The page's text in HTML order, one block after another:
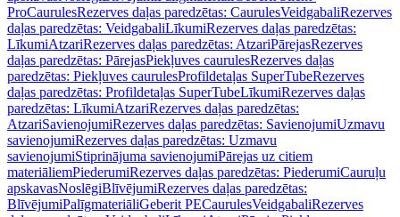
ProCaurulesRezerves daļas paredzētas: CaurulesVeidgabaliRezerves
daļas paredzētas: VeidgabaliLīkumiRezerves daļas paredzētas:
LīkumiAtzariRezerves daļas paredzētas: AtzariPārejasRezerves
daļas paredzētas: PārejasPiekļuves caurulesRezerves daļas
paredzētas: Piekļuves caurulesProfildetaļas SuperTubeRezerves
daļas paredzētas: Profildetaļas SuperTubeLīkumiRezerves daļas
paredzētas: LīkumiAtzariRezerves daļas paredzētas:
AtzariSavienojumiRezerves daļas paredzētas: SavienojumiUzmavu
savienojumiRezerves daļas paredzētas: Uzmavu
savienojumiStiprinājuma savienojumiPārejas uz citiem
materiāliemPiederumiRezerves daļas paredzētas: PiederumiCauruļu
apskavasNoslēgiBlīvējumiRezerves daļas paredzētas:
BlīvējumiPalīgmateriāliGeberit PECaurulesVeidgabaliRezerves